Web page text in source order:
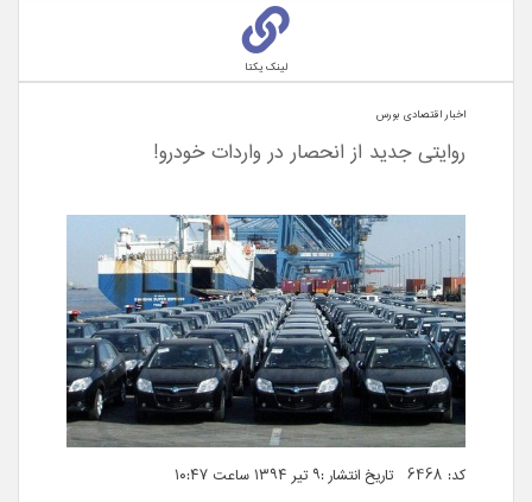
لینک یکتا
اخبار اقتصادی بورس
روایتی جدید از انحصار در واردات خودرو!
کد: 6468 تاریخ انتشار :۹ تیر ۱۳۹۴ ساعت ۱۰:۴۷